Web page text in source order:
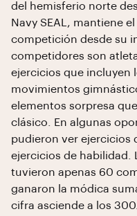
del hemisferio norte
Navy SEAL, mantiene
competición desde su
competidores son
ejercicios que incluyen
movimientos
elementos sorpresa
clásico. En algunas
pudieron ver ejercicios
ejercicios de habilidad.
tuvieron apenas 60
ganaron la módica
cifra asciende a los